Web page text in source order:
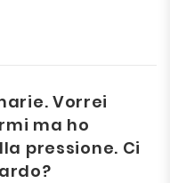
Vorrei
ma ho
pressione. Ci